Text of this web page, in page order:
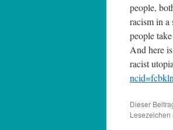
people,
racism in a
people
And here
racist
Dieser
Lesezeichen